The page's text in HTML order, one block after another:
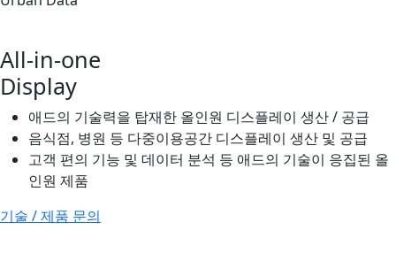
All-in-one
Display
애드의 기술력을 탑재한 올인원 디스플레이 생산 / 공급
음식점, 병원 등 다중이용공간 디스플레이 생산 및 공급
고객 편의 기능 및 데이터 분석 등 애드의 기술이 응집된 올
인원 제품
기술 / 제품 문의